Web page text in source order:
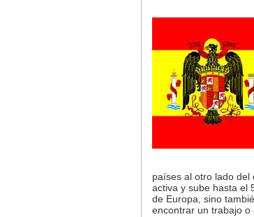
países al otro lado del
activa y sube hasta el
de Europa, sino
encontrar un trabajo o